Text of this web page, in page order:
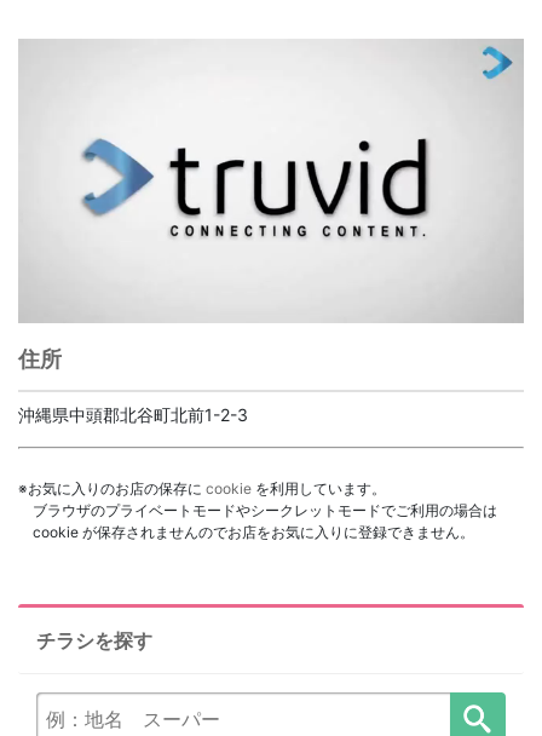
住所
沖縄県中頭郡北谷町北前1-2-3
※お気に入りのお店の保存に cookie を利用しています。
ブラウザのプライベートモードやシークレットモードでご利用の場合は
cookie が保存されませんのでお店をお気に入りに登録できません。
チラシを探す